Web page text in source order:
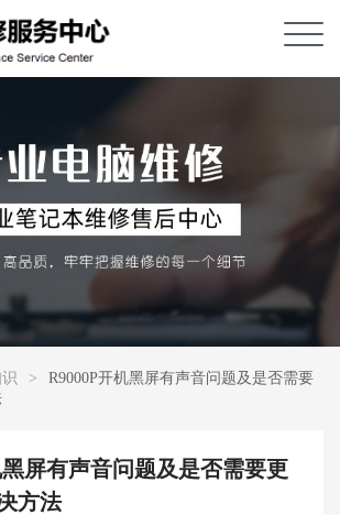
>
R9000P开机黑屏有声音问题及是否需要
黑屏有声音问题及是否需要更
方法